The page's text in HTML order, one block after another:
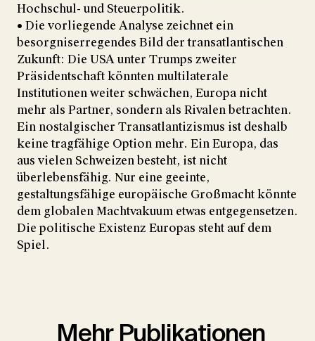
Hochschul- und Steuerpolitik.
• Die vorliegende Analyse zeichnet ein
besorgniserregendes Bild der transatlantischen
Zukunft: Die USA unter Trumps zweiter
Präsidentschaft könnten multilaterale
Institutionen weiter schwächen, Europa nicht
mehr als Partner, sondern als Rivalen betrachten.
Ein nostalgischer Transatlantizismus ist deshalb
keine tragfähige Option mehr. Ein Europa, das
aus vielen Schweizen besteht, ist nicht
überlebensfähig. Nur eine geeinte,
gestaltungsfähige europäische Großmacht könnte
dem globalen Machtvakuum etwas entgegensetzen.
Die politische Existenz Europas steht auf dem
Spiel.
Mehr Publikationen